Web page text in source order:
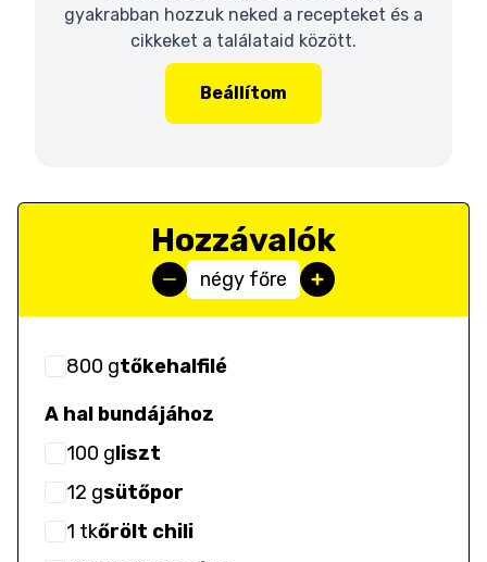
gyakrabban hozzuk neked a recepteket és a
cikkeket a találataid között.
Beállítom
Hozzávalók
négy főre
800 gtőkehalfilé
A hal bundájához
100 gliszt
12 gsütőpor
1 tkőrölt chili